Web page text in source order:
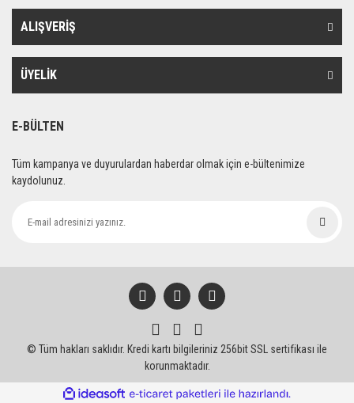
Ürün bilgilerinde hatalar bulunuyor.
Ürün fiyatı diğer sitelerden daha pahalı.
Bu ürüne benzer farklı alternatifler olmalı.
ALIŞVERİŞ
ÜYELİK
E-BÜLTEN
Tüm kampanya ve duyurulardan haberdar olmak için e-bültenimize
kaydolunuz.
© Tüm hakları saklıdır. Kredi kartı bilgileriniz 256bit SSL sertifikası ile
korunmaktadır.
ideasoft
e-